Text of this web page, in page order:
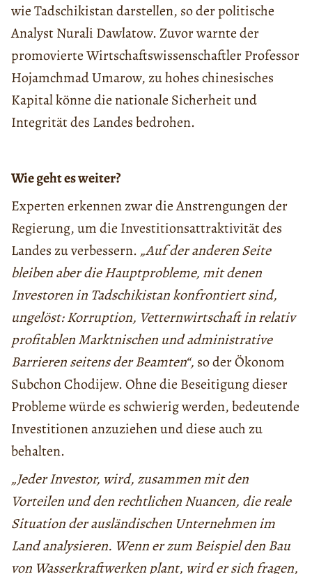
wie Tadschikistan darstellen, so der politische
Analyst Nurali Dawlatow. Zuvor warnte der
promovierte Wirtschaftswissenschaftler Professor
Hojamchmad Umarow, zu hohes chinesisches
Kapital könne die nationale Sicherheit und
Integrität des Landes bedrohen.
Wie geht es weiter?
Experten erkennen zwar die Anstrengungen der
Regierung, um die Investitionsattraktivität des
Landes zu verbessern. „Auf der anderen Seite
bleiben aber die Hauptprobleme, mit denen
Investoren in Tadschikistan konfrontiert sind,
ungelöst: Korruption, Vetternwirtschaft in relativ
profitablen Marktnischen und administrative
Barrieren seitens der Beamten“, so der Ökonom
Subchon Chodijew. Ohne die Beseitigung dieser
Probleme würde es schwierig werden, bedeutende
Investitionen anzuziehen und diese auch zu
behalten.
„Jeder Investor, wird, zusammen mit den
Vorteilen und den rechtlichen Nuancen, die reale
Situation der ausländischen Unternehmen im
Land analysieren. Wenn er zum Beispiel den Bau
von Wasserkraftwerken plant, wird er sich fragen,